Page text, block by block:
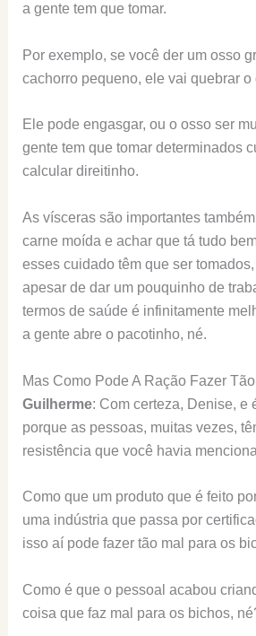
a gente tem que tomar.
Por exemplo, se você der um osso
cachorro pequeno, ele vai quebrar o
Ele pode engasgar, ou o osso ser
gente tem que tomar determinados
calcular direitinho.
As vísceras são importantes
carne moída e achar que tá tudo
esses cuidado têm que ser
apesar de dar um pouquinho de
termos de saúde é infinitamente
a gente abre o pacotinho, né.
Mas Como Pode A Ração Fazer
Guilherme: Com certeza, Denise, e
porque as pessoas, muitas vezes,
resistência que você havia
Como que um produto que é feito
uma indústria que passa por
isso aí pode fazer tão mal para os
Como é que o pessoal acabou
coisa que faz mal para os bichos,